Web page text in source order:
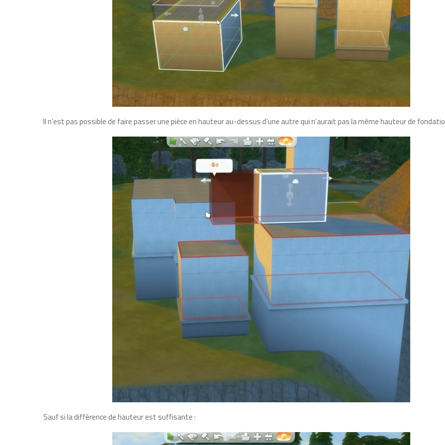
Il n’est pas possible de faire passer une pièce en hauteur au-dessus d’une autre qui n’aurait pas la même hauteur de
Sauf si la différence de hauteur est suffisante :